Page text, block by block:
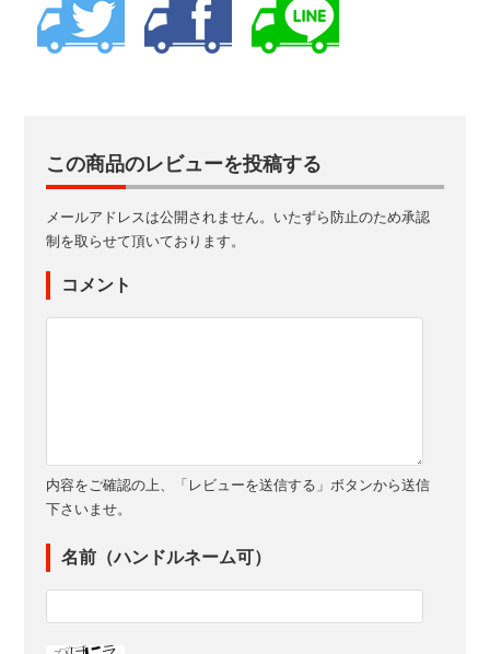
この商品のレビューを投稿する
メールアドレスは公開されません。いたずら防止のため承認
制を取らせて頂いております。
コメント
内容をご確認の上、「レビューを送信する」ボタンから送信
下さいませ。
名前（ハンドルネーム可）